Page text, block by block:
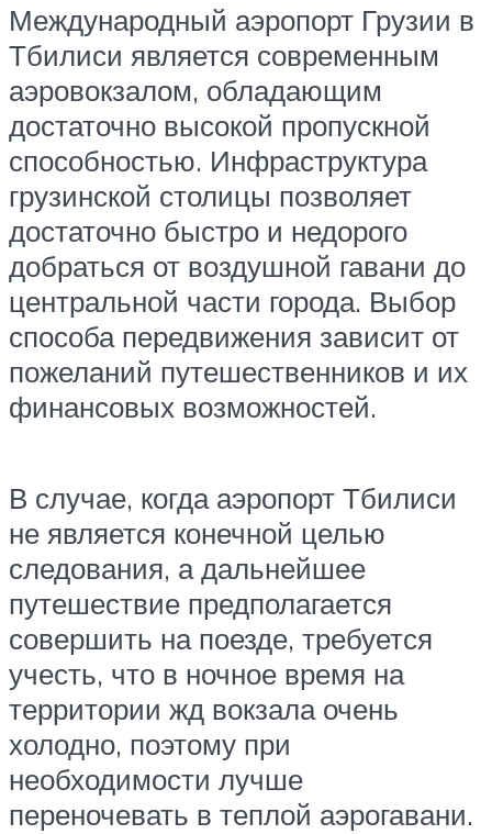
Международный аэропорт Грузии в
Тбилиси является современным
аэровокзалом, обладающим
достаточно высокой пропускной
способностью. Инфраструктура
грузинской столицы позволяет
достаточно быстро и недорого
добраться от воздушной гавани до
центральной части города. Выбор
способа передвижения зависит от
пожеланий путешественников и их
финансовых возможностей.
В случае, когда аэропорт Тбилиси
не является конечной целью
следования, а дальнейшее
путешествие предполагается
совершить на поезде, требуется
учесть, что в ночное время на
территории жд вокзала очень
холодно, поэтому при
необходимости лучше
переночевать в теплой аэрогавани.